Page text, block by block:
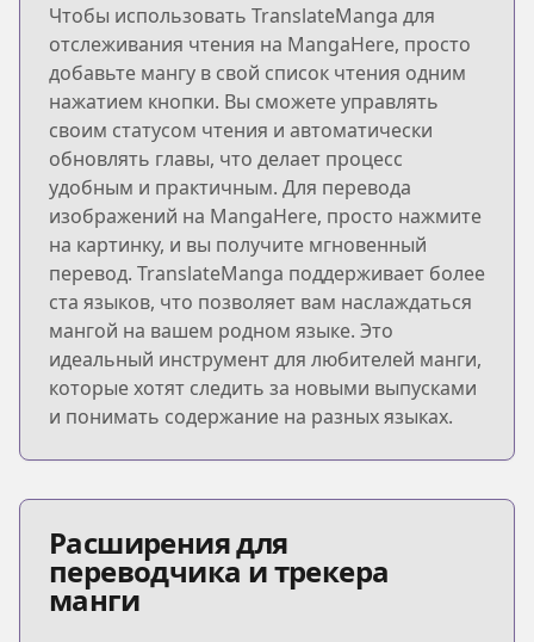
Чтобы использовать TranslateManga для
отслеживания чтения на MangaHere, просто
добавьте мангу в свой список чтения одним
нажатием кнопки. Вы сможете управлять
своим статусом чтения и автоматически
обновлять главы, что делает процесс
удобным и практичным. Для перевода
изображений на MangaHere, просто нажмите
на картинку, и вы получите мгновенный
перевод. TranslateManga поддерживает более
ста языков, что позволяет вам наслаждаться
мангой на вашем родном языке. Это
идеальный инструмент для любителей манги,
которые хотят следить за новыми выпусками
и понимать содержание на разных языках.
Расширения для
переводчика и трекера
манги